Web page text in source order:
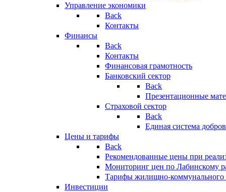
Управление экономики
Back
Контакты
Финансы
Back
Контакты
Финансовая грамотность
Банковский сектор
Back
Презентационные
Страховой сектор
Back
Единая система
Цены и тарифы
Back
Рекомендованные цены при
Мониторинг цен по Лабинскому
Тарифы жилищно-коммунального
Инвестиции